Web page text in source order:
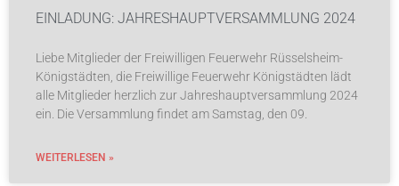
EINLADUNG: JAHRESHAUPTVERSAMMLUNG 2024
Liebe Mitglieder der Freiwilligen Feuerwehr Rüsselsheim-
Königstädten, die Freiwillige Feuerwehr Königstädten lädt
alle Mitglieder herzlich zur Jahreshauptversammlung 2024
ein. Die Versammlung findet am Samstag, den 09.
WEITERLESEN »